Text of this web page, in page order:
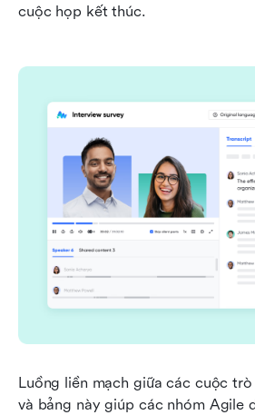
cuộc họp kết thúc.
Luồng liền mạch giữa các cuộc
và bảng này giúp các nhóm Agile